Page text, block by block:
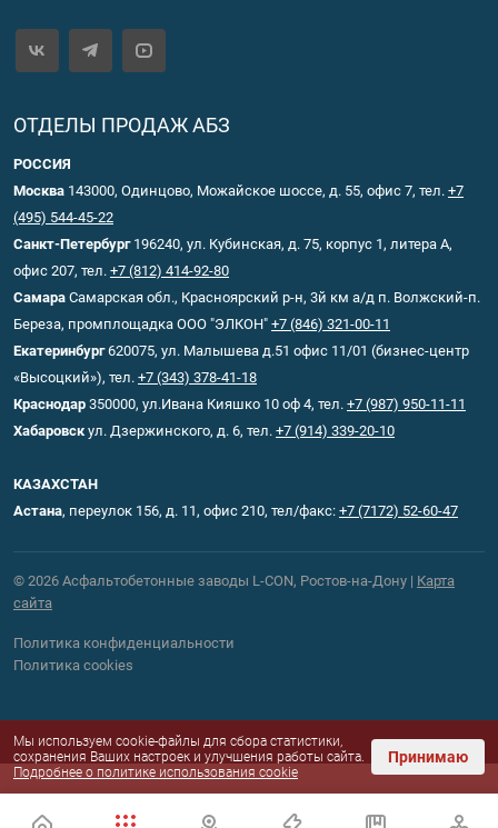
ОТДЕЛЫ ПРОДАЖ АБЗ
РОССИЯ
Москва 143000, Одинцово, Можайское шоссе, д. 55, офис 7, тел. +7
(495) 544-45-22
Санкт-Петербург196240, ул. Кубинская, д. 75, корпус 1, литера А,
офис 207, тел. +7 (812) 414-92-80
Самара Самарская обл., Красноярский р-н, 3й км а/д п. Волжский-п.
Береза, промплощадка ООО "ЭЛКОН" +7 (846) 321-00-11
Екатеринбург620075, ул. Малышева д.51 офис 11/01 (бизнес-центр
«Высоцкий»), тел. +7 (343) 378-41-18
Краснодар 350000, ул.Ивана Кияшко 10 оф 4, тел. +7 (987) 950-11-11
Хабаровск ул. Дзержинского, д. 6, тел. +7 (914) 339-20-10
КАЗАХСТАН
Астана, переулок 156, д. 11, офис 210, тел/факс: +7 (7172) 52-60-47
© 2026 Асфальтобетонные заводы L-CON, Ростов-на-Дону | Карта
сайта
Политика конфиденциальности
Политика cookies
Мы используем cookie-файлы для сбора статистики,
сохранения Ваших настроек и улучшения работы сайта.
Подробнее о политике использования cookie
Принимаю